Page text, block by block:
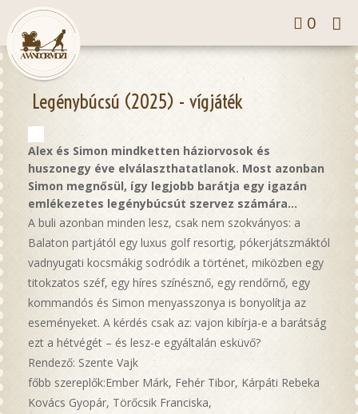
0
Legénybúcsú (2025) - vígjáték
Alex és Simon mindketten háziorvosok és
huszonegy éve elválaszthatatlanok. Most azonban
Simon megnősül, így legjobb barátja egy igazán
emlékezetes legénybúcsút szervez számára...
A buli azonban minden lesz, csak nem szokványos: a
Balaton partjától egy luxus golf resortig, pókerjátszmáktól
vadnyugati kocsmákig sodródik a történet, miközben egy
titokzatos széf, egy híres színésznő, egy rendőrnő, egy
kommandós és Simon menyasszonya is bonyolítja az
eseményeket. A kérdés csak az: vajon kibírja-e a barátság
ezt a hétvégét – és lesz-e egyáltalán esküvő?
Rendező: Szente Vajk
főbb szereplők:Ember Márk, Fehér Tibor, Kárpáti Rebeka
Kovács Gyopár, Törőcsik Franciska,